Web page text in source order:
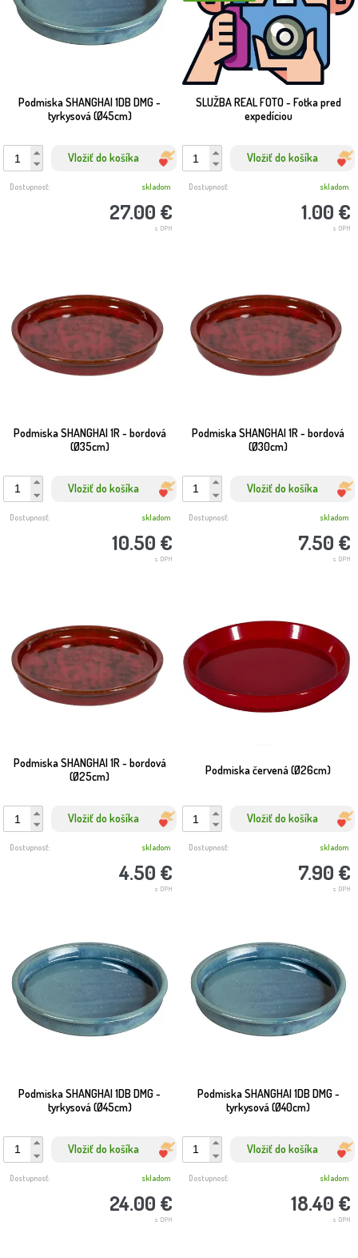
Podmiska SHANGHAI 1DB DMG -
tyrkysová (Ø45cm)
Vložiť do košíka
27.00 €
s DPH
Dostupnosť: skladom
SLUŽBA REAL FOTO - Fotka pred
expedíciou
Vložiť do košíka
1.00 €
s DPH
Dostupnosť: skladom
Podmiska SHANGHAI 1R - bordová
(Ø35cm)
Vložiť do košíka
10.50 €
s DPH
Dostupnosť: skladom
Podmiska SHANGHAI 1R - bordová
(Ø30cm)
Vložiť do košíka
7.50 €
s DPH
Dostupnosť: skladom
Podmiska SHANGHAI 1R - bordová
(Ø25cm)
Vložiť do košíka
4.50 €
s DPH
Dostupnosť: skladom
Podmiska červená (Ø26cm)
Vložiť do košíka
7.90 €
s DPH
Dostupnosť: skladom
Podmiska SHANGHAI 1DB DMG -
tyrkysová (Ø45cm)
Vložiť do košíka
24.00 €
s DPH
Dostupnosť: skladom
Podmiska SHANGHAI 1DB DMG -
tyrkysová (Ø40cm)
Vložiť do košíka
18.40 €
s DPH
Dostupnosť: skladom